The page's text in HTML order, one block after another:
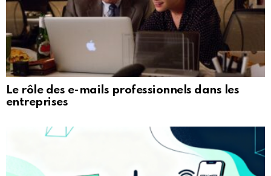
Le rôle des e-mails professionnels dans les
entreprises